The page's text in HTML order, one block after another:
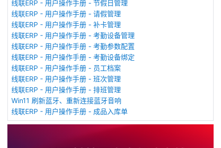
线联ERP - 用户操作手册 - 节假日管理
线联ERP - 用户操作手册 - 请假管理
线联ERP - 用户操作手册 - 补卡管理
线联ERP - 用户操作手册 - 考勤设备管理
线联ERP - 用户操作手册 - 考勤参数配置
线联ERP - 用户操作手册 - 考勤设备绑定
线联ERP - 用户操作手册 - 员工档案
线联ERP - 用户操作手册 - 班次管理
线联ERP - 用户操作手册 - 排班管理
Win11 刷新蓝牙、重新连接蓝牙音响
线联ERP - 用户操作手册 - 成品入库单